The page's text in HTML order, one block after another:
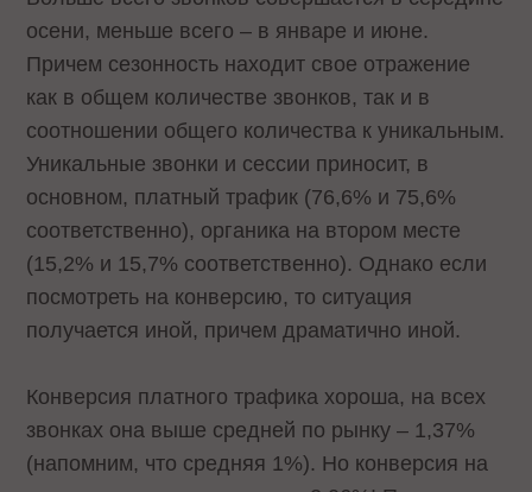
осени, меньше всего – в январе и июне.
Причем сезонность находит свое отражение
как в общем количестве звонков, так и в
соотношении общего количества к уникальным.
Уникальные звонки и сессии приносит, в
основном, платный трафик (76,6% и 75,6%
соответственно), органика на втором месте
(15,2% и 15,7% соответственно). Однако если
посмотреть на конверсию, то ситуация
получается иной, причем драматично иной.
Конверсия платного трафика хороша, на всех
звонках она выше средней по рынку – 1,37%
(напомним, что средняя 1%). Но конверсия на